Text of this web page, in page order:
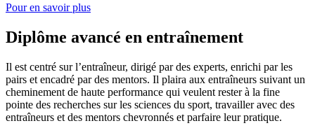
Pour en savoir plus
Diplôme avancé en entraînement
Il est centré sur l’entraîneur, dirigé par des experts, enrichi par les
pairs et encadré par des mentors. Il plaira aux entraîneurs suivant un
cheminement de haute performance qui veulent rester à la fine
pointe des recherches sur les sciences du sport, travailler avec des
entraîneurs et des mentors chevronnés et parfaire leur pratique.